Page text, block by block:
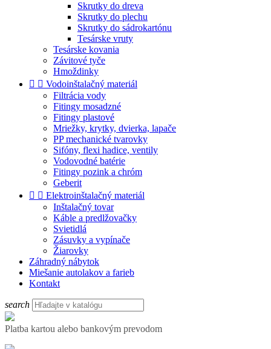
Skrutky do dreva
Skrutky do plechu
Skrutky do sádrokartónu
Tesárske vruty
Tesárske kovania
Závitové tyče
Hmoždinky
  Vodoinštalačný materiál
Filtrácia vody
Fitingy mosadzné
Fitingy plastové
Mriežky, krytky, dvierka, lapače
PP mechanické tvarovky
Sifóny, flexi hadice, ventily
Vodovodné batérie
Fitingy pozink a chróm
Geberit
  Elektroinštalačný materiál
Inštalačný tovar
Káble a predlžovačky
Svietidlá
Zásuvky a vypínače
Žiarovky
Záhradný nábytok
Miešanie autolakov a farieb
Kontakt
search
Platba kartou alebo bankovým prevodom